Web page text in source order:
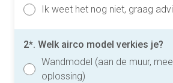
Ik weet het nog niet, graag
2*. Welk airco model verkies je?
Wandmodel (aan de muur,
oplossing)